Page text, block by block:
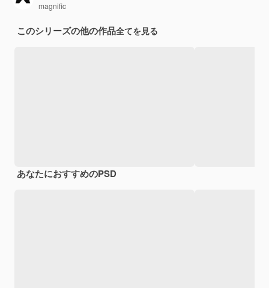
magnific
このシリーズの他の作品全てを見る
あなたにおすすめのPSD